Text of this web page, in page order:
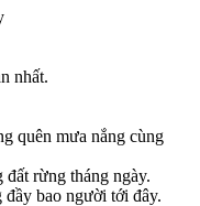
nhất.
quên mưa nắng cùng
rừng tháng ngày.
bao người tới đây.